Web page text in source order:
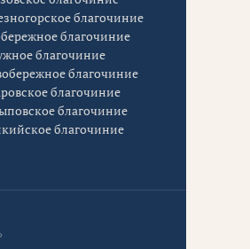
благочиние
благочиние
благочиние
благочиние
благочиние
благочиние
благочиние